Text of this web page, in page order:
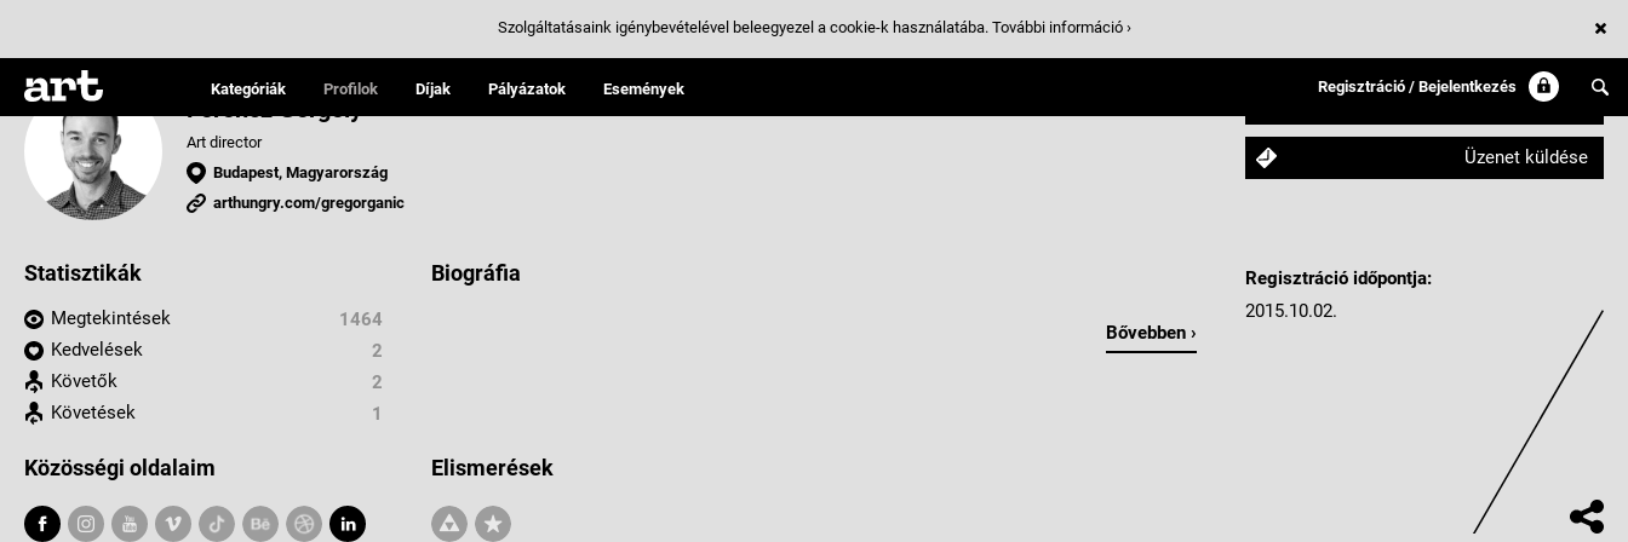
Kategóriák Profilok Díjak Pályázatok Események Regisztráció / Bejelentkezés
Ferencz Gergely
Art director
Budapest, Magyarország
arthungry.com/gregorganic
Követem
Üzenet küldése
Statisztikák
Megtekintések
1464
Kedvelések
2
Követők
2
Követések
1
Biográfia
Bővebben ›
Közösségi oldalaim Elismerések
Regisztráció időpontja:
2015.10.02.
Szolgáltatásaink igénybevételével beleegyezel a cookie-k használatába. További információ ›